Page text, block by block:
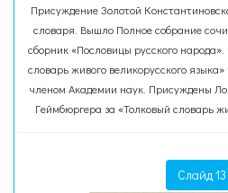
Присуждение Золотой
словаря. Вышло Полное собрание
сборник «Пословицы русского
словарь живого великорусского
членом Академии наук. Присуждены
Геймбюргера за «Толковый словарь
Слайд 13